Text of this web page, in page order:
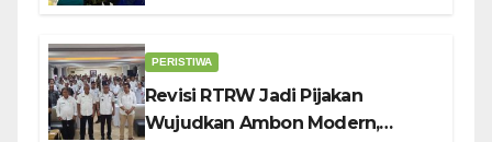
PERISTIWA
Revisi RTRW Jadi Pijakan
Wujudkan Ambon Modern,